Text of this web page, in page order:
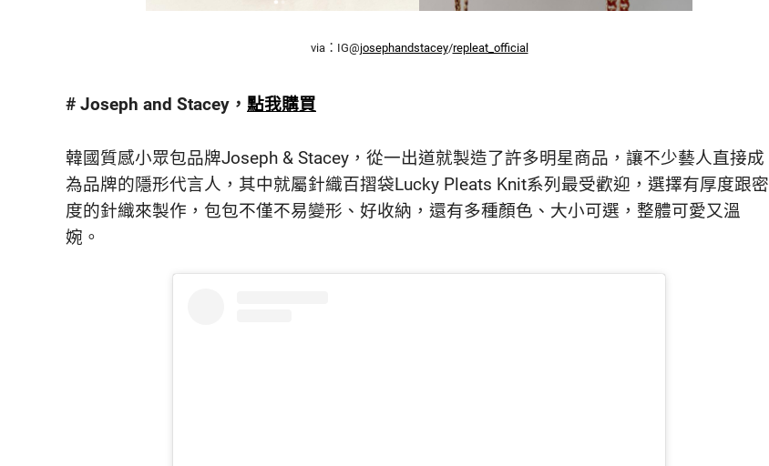
容，
獨
一
無
二
的
via：IG@josephandstacey/repleat_official
# Joseph and Stacey， 點我購買
韓國質感小眾包品牌Joseph & Stacey，從一出道就製造了許多明星商品，讓不少藝人直接成
為品牌的隱形代言人，其中就屬針織百摺袋Lucky Pleats Knit系列最受歡迎，選擇有厚度跟密
度的針織來製作，包包不僅不易變形、好收納，還有多種顏色、大小可選，整體可愛又溫
婉。